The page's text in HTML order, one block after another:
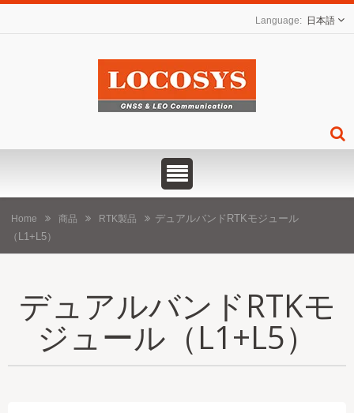
日本語
Home 商品 RTK製品
デュアルバンドRTKモジュール
（L1+L5）
デュアルバンドRTKモ
ジュール（L1+L5）